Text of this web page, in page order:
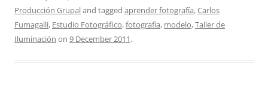
Producción Grupaland tagged aprender fotografía,Carlos
Fumagalli, Estudio Fotográfico,fotografía, modelo,Taller de
Iluminación on 9 December 2011.